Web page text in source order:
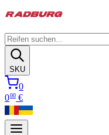
SKU
0
000 €